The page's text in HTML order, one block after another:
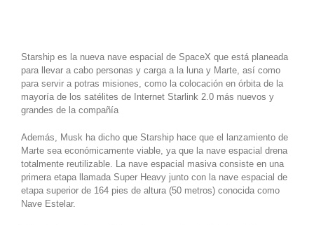
Starship es la nueva nave espacial de SpaceX que está planeada
para llevar a cabo personas y carga a la luna y Marte, así como
para servir a potras misiones, como la colocación en órbita de la
mayoría de los satélites de Internet Starlink 2.0 más nuevos y
grandes de la compañía
Además, Musk ha dicho que Starship hace que el lanzamiento de
Marte sea económicamente viable, ya que la nave espacial drena
totalmente reutilizable. La nave espacial masiva consiste en una
primera etapa llamada Super Heavy junto con la nave espacial de
etapa superior de 164 pies de altura (50 metros) conocida como
Nave Estelar.